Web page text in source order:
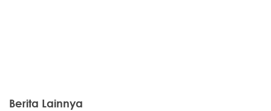
Berita Lainnya